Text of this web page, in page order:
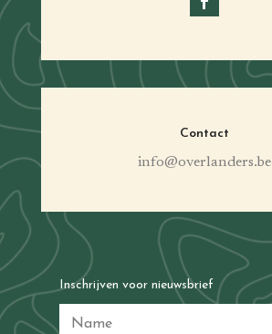
Contact
info@overlanders.be
Inschrijven voor nieuwsbrief